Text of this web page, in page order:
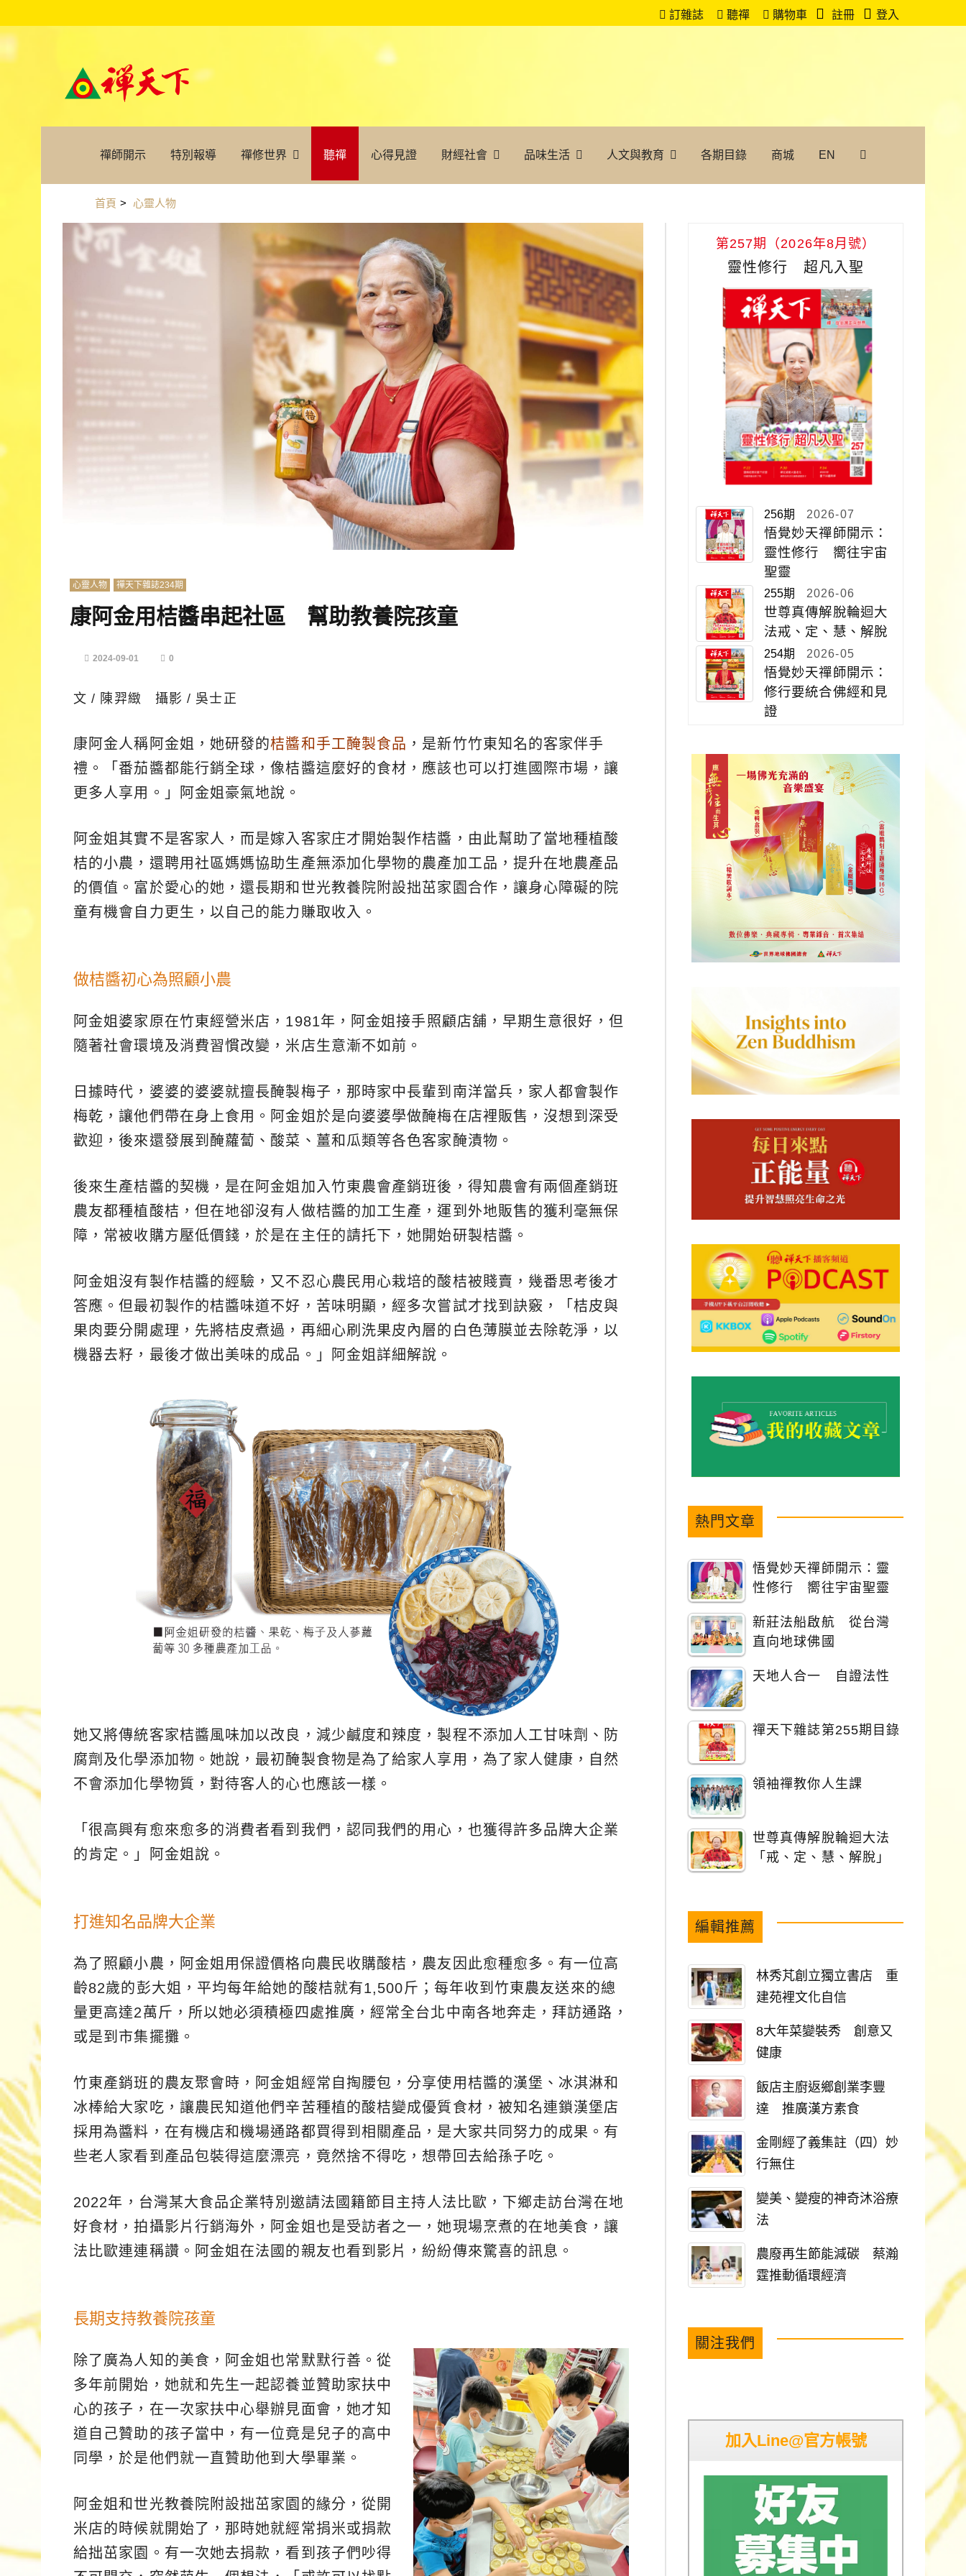
訂雜誌 聽禪 購物車 註冊 登入
禪師開示 特別報導 禪修世界 聽禪 心得見證 財經社會 品味生活 人文與教育 各期目錄 商城 EN
首頁 > 心靈人物
心靈人物 禪天下雜誌234期
康阿金用桔醬串起社區 幫助教養院孩童
2024-09-01 0
文 / 陳羿緻 攝影 / 吳士正
康阿金人稱阿金姐，她研發的桔醬和手工醃製食品 ，是新竹竹東知名的客家伴手
禮。「番茄醬都能行銷全球，像桔醬這麼好的食材，應該也可以打進國際市場，讓
更多人享用。」阿金姐豪氣地說。
阿金姐其實不是客家人，而是嫁入客家庄才開始製作桔醬，由此幫助了當地種植酸
桔的小農，還聘用社區媽媽協助生產無添加化學物的農產加工品，提升在地農產品
的價值。富於愛心的她，還長期和世光教養院附設拙茁家園合作，讓身心障礙的院
童有機會自力更生，以自己的能力賺取收入。
做桔醬初心為照顧小農
阿金姐婆家原在竹東經營米店，1981年，阿金姐接手照顧店舖，早期生意很好，但
隨著社會環境及消費習慣改變，米店生意漸不如前。
日據時代，婆婆的婆婆就擅長醃製梅子，那時家中長輩到南洋當兵，家人都會製作
梅乾，讓他們帶在身上食用。阿金姐於是向婆婆學做醃梅在店裡販售，沒想到深受
歡迎，後來還發展到醃蘿蔔、酸菜、薑和瓜類等各色客家醃漬物。
後來生產桔醬的契機，是在阿金姐加入竹東農會產銷班後，得知農會有兩個產銷班
農友都種植酸桔，但在地卻沒有人做桔醬的加工生產，運到外地販售的獲利毫無保
障，常被收購方壓低價錢，於是在主任的請托下，她開始研製桔醬。
阿金姐沒有製作桔醬的經驗，又不忍心農民用心栽培的酸桔被賤賣，幾番思考後才
答應。但最初製作的桔醬味道不好，苦味明顯，經多次嘗試才找到訣竅，「桔皮與
果肉要分開處理，先將桔皮煮過，再細心刷洗果皮內層的白色薄膜並去除乾淨，以
機器去籽，最後才做出美味的成品。」阿金姐詳細解說。
她又將傳統客家桔醬風味加以改良，減少鹹度和辣度，製程不添加人工甘味劑、防
腐劑及化學添加物。她說，最初醃製食物是為了給家人享用，為了家人健康，自然
不會添加化學物質，對待客人的心也應該一樣。
「很高興有愈來愈多的消費者看到我們，認同我們的用心，也獲得許多品牌大企業
的肯定。」阿金姐說。
打進知名品牌大企業
為了照顧小農，阿金姐用保證價格向農民收購酸桔，農友因此愈種愈多。有一位高
齡82歲的彭大姐，平均每年給她的酸桔就有1,500斤；每年收到竹東農友送來的總
量更高達2萬斤，所以她必須積極四處推廣，經常全台北中南各地奔走，拜訪通路，
或是到市集擺攤。
竹東產銷班的農友聚會時，阿金姐經常自掏腰包，分享使用桔醬的漢堡、冰淇淋和
冰棒給大家吃，讓農民知道他們辛苦種植的酸桔變成優質食材，被知名連鎖漢堡店
採用為醬料，在有機店和機場通路都買得到相關產品，是大家共同努力的成果。有
些老人家看到產品包裝得這麼漂亮，竟然捨不得吃，想帶回去給孫子吃。
2022年，台灣某大食品企業特別邀請法國籍節目主持人法比歐，下鄉走訪台灣在地
好食材，拍攝影片行銷海外，阿金姐也是受訪者之一，她現場烹煮的在地美食，讓
法比歐連連稱讚。阿金姐在法國的親友也看到影片，紛紛傳來驚喜的訊息。
長期支持教養院孩童
除了廣為人知的美食，阿金姐也常默默行善。從
多年前開始，她就和先生一起認養並贊助家扶中
心的孩子，在一次家扶中心舉辦見面會，她才知
道自己贊助的孩子當中，有一位竟是兒子的高中
同學，於是他們就一直贊助他到大學畢業。
阿金姐和世光教養院附設拙茁家園的緣分，從開
米店的時候就開始了，那時她就經常捐米或捐款
給拙茁家園。有一次她去捐款，看到孩子們吵得
第257期（2026年8月號）
靈性修行 超凡入聖
256期 2026-07
悟覺妙天禪師開示：
靈性修行 嚮往宇宙
聖靈
255期 2026-06
世尊真傳解脫輪迴大
法戒、定、慧、解脫
254期 2026-05
悟覺妙天禪師開示：
修行要統合佛經和見
證
熱門文章
悟覺妙天禪師開示：靈
性修行 嚮往宇宙聖靈
新莊法船啟航 從台灣
直向地球佛國
天地人合一 自證法性
禪天下雜誌第255期目錄
領袖禪教你人生課
世尊真傳解脫輪迴大法
「戒、定、慧、解脫」
編輯推薦
林秀芃創立獨立書店 重
建苑裡文化自信
8大年菜變裝秀 創意又
健康
飯店主廚返鄉創業李豐
達 推廣漢方素食
金剛經了義集註（四）妙
行無住
變美、變瘦的神奇沐浴療
法
農廢再生節能減碳 蔡瀚
霆推動循環經濟
關注我們
加入Line@官方帳號